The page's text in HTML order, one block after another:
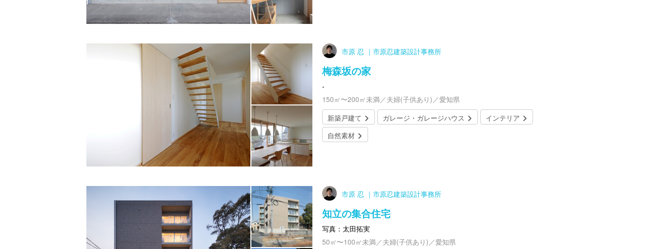
市原 忍 ｜市原忍建築設計事務所
梅森坂の家
-
150㎡〜200㎡未満／夫婦(子供あり)／愛知県
新築戸建て
ガレージ・ガレージハウス
インテリア
自然素材
市原 忍 ｜市原忍建築設計事務所
知立の集合住宅
写真：太田拓実
50㎡〜100㎡未満／夫婦(子供あり)／愛知県